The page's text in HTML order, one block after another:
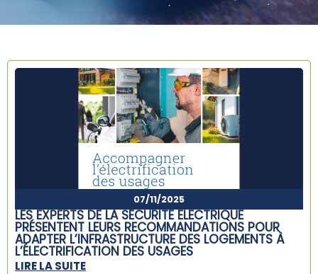
07/11/2025
LES EXPERTS DE LA SÉCURITÉ ÉLECTRIQUE
PRÉSENTENT LEURS RECOMMANDATIONS POUR
ADAPTER L’INFRASTRUCTURE DES LOGEMENTS À
L’ÉLECTRIFICATION DES USAGES
LIRE LA SUITE